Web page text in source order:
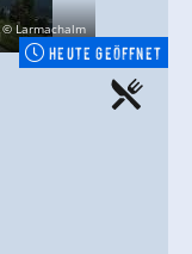
© Larmachalm
HEUTE GEÖFFNET